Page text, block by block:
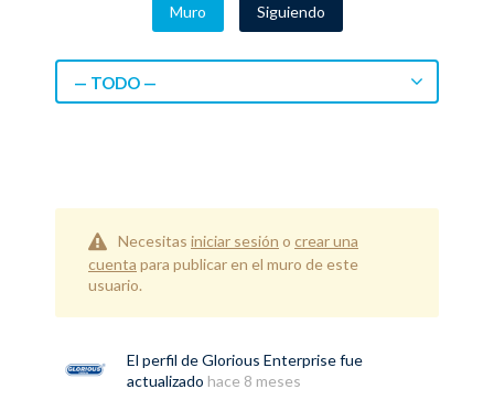
Muro Siguiendo
— TODO —
Necesitas iniciar sesión o crear una
cuenta para publicar en el muro de este
usuario.
El perfil deGlorious Enterprisefue
actualizado hace 8 meses